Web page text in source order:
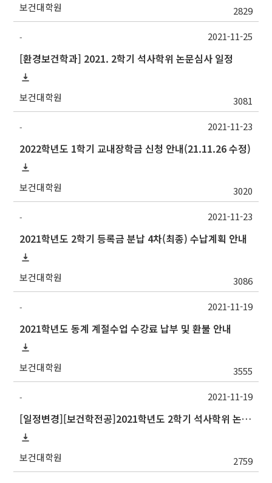
보건대학원 2829
-
[환경보건학과] 2021. 2학기 석사학위 논문심사 일정
보건대학원 3081
2021-11-25
-
2022학년도 1학기 교내장학금 신청 안내(21.11.26 수정)
보건대학원 3020
2021-11-23
-
2021학년도 2학기 등록금 분납 4차(최종) 수납계획 안내
보건대학원 3086
2021-11-23
-
2021학년도 동계 계절수업 수강료 납부 및 환불 안내
보건대학원 3555
2021-11-19
-
[일정변경][보건학전공]2021학년도 2학기 석사학위 논문심사 일정(Thesis Defense Schedules)
보건대학원 2759
2021-11-19